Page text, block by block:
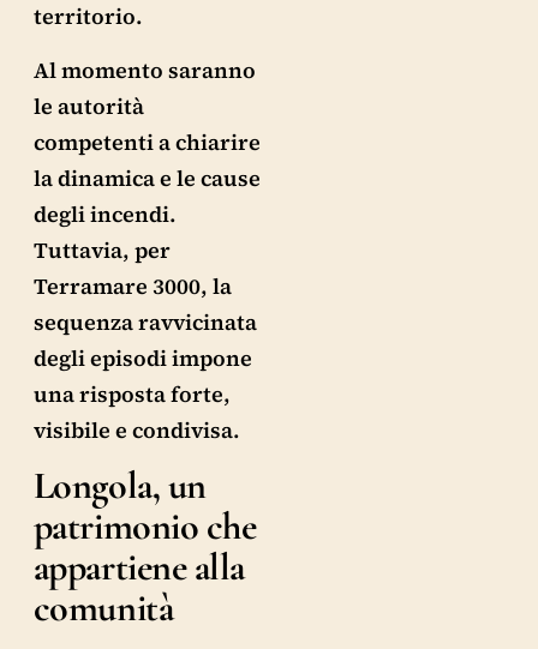
territorio.
Al momento saranno
le autorità
competenti a chiarire
la dinamica e le cause
degli incendi.
Tuttavia, per
Terramare 3000, la
sequenza ravvicinata
degli episodi impone
una risposta forte,
visibile e condivisa.
Longola, un
patrimonio che
appartiene alla
comunità